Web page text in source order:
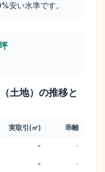
安い水準です。
土地）の推移と
実取引(㎡) 乖離
- -
- -